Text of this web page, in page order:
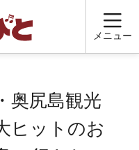
メニュー
奥尻島観光
ヒットのお